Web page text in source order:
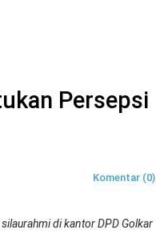
Persepsi
Komentar (0)
di kantor DPD Golkar